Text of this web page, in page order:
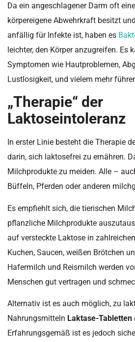
Da ein angeschlagener Darm oft
körpereigene Abwehrkraft besitzt
anfällig für Infekte ist, haben es
leichter, den Körper anzugreifen. Es
Symptomen wie Hautproblemen,
Lustlosigkeit, und vielem mehr
„Therapie“ der
Laktoseintoleranz
In erster Linie besteht die Therapie
darin, sich laktosefrei zu ernähren.
Milchprodukte zu meiden. Alle –
Büffeln, Pferden oder anderen
Es empfiehlt sich, die tierischen
pflanzliche Milchprodukte
auf versteckte Laktose in
Kuchen, Saucen, weißen Brötchen
Hafermilch und Reismilch werden
Menschen gut vertragen und
Alternativ ist es auch möglich, zu
Nahrungsmitteln Laktase-Tabletten
Erfahrungsgemäß ist es jedoch